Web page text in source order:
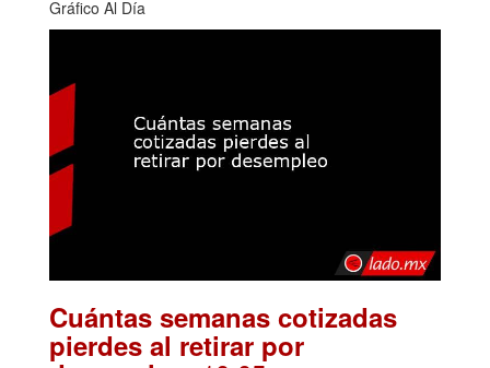
Gráfico Al Día
Cuántas semanas cotizadas
pierdes al retirar por